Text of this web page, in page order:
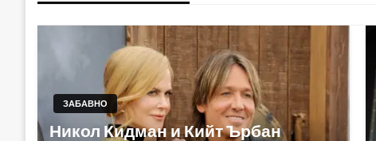
ЗАБАВНО
Никол Кидман и Кийт Ърбан